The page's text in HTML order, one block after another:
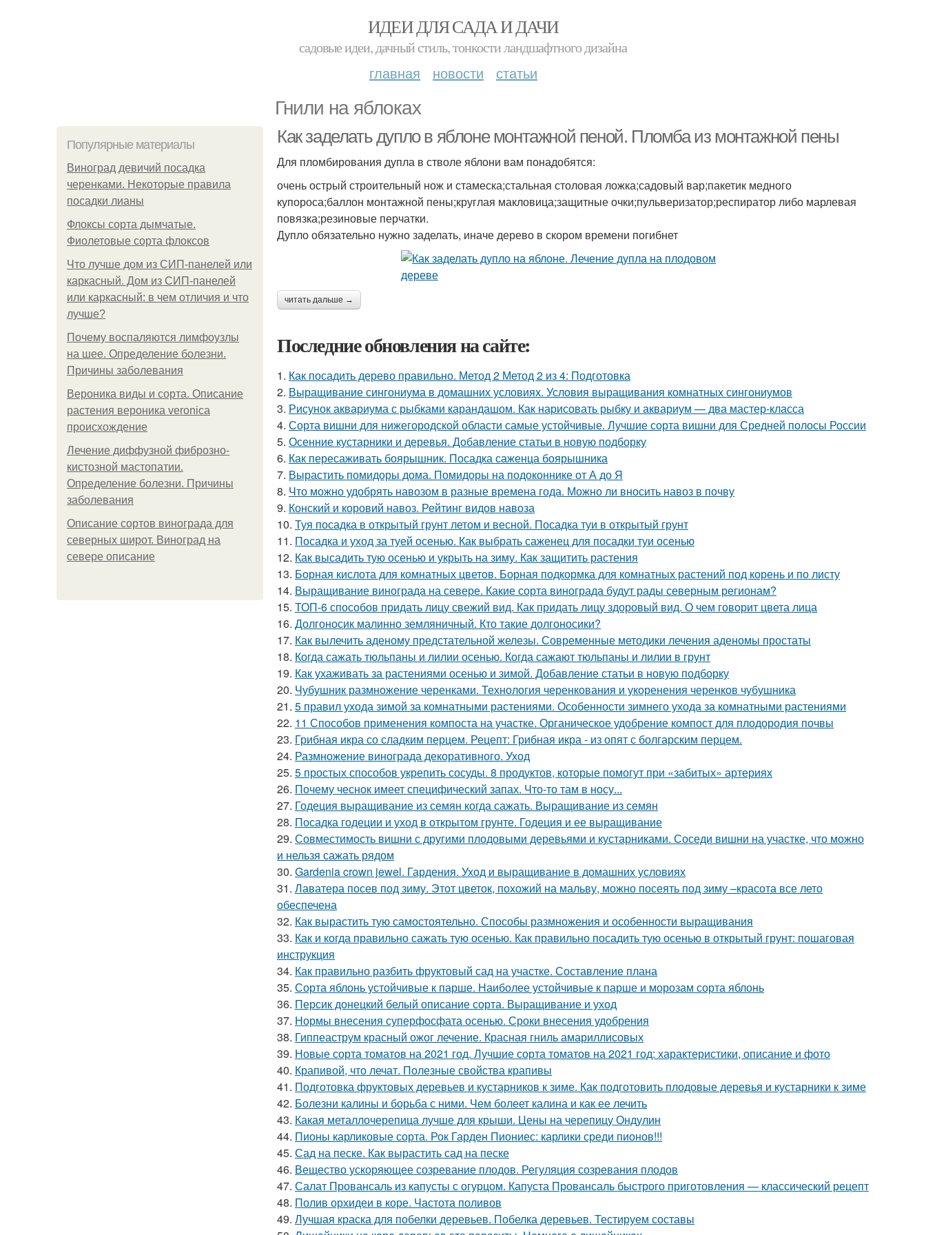
ИДЕИ ДЛЯ САДА И ДАЧИ
садовые идеи, дачный стиль, тонкости ландшафтного дизайна
главная новости статьи
Гнили на яблоках
Популярные материалы
Виноград девичий посадка
черенками. Некоторые правила
посадки лианы
Флоксы сорта дымчатые.
Фиолетовые сорта флоксов
Что лучше дом из СИП-панелей или
каркасный. Дом из СИП-панелей
или каркасный: в чем отличия и что
лучше?
Почему воспаляются лимфоузлы
на шее. Определение болезни.
Причины заболевания
Вероника виды и сорта. Описание
растения вероника veronica
происхождение
Лечение диффузной фиброзно-
кистозной мастопатии.
Определение болезни. Причины
заболевания
Описание сортов винограда для
северных широт. Виноград на
севере описание
Как заделать дупло в яблоне монтажной пеной. Пломба из монтажной пены
Для пломбирования дупла в стволе яблони вам понадобятся:
очень острый строительный нож и стамеска;стальная столовая ложка;садовый вар;пакетик медного
купороса;баллон монтажной пены;круглая макловица;защитные очки;пульверизатор;респиратор либо марлевая
повязка;резиновые перчатки.
Дупло обязательно нужно заделать, иначе дерево в скором времени погибнет
читать дальше →
Последние обновления на сайте:
1. Как посадить дерево правильно. Метод 2 Метод 2 из 4: Подготовка
2. Выращивание сингониума в домашних условиях. Условия выращивания комнатных сингониумов
3. Рисунок аквариума с рыбками карандашом. Как нарисовать рыбку и аквариум — два мастер-класса
4. Сорта вишни для нижегородской области самые устойчивые. Лучшие сорта вишни для Средней полосы России
5. Осенние кустарники и деревья. Добавление статьи в новую подборку
6. Как пересаживать боярышник. Посадка саженца боярышника
7. Вырастить помидоры дома. Помидоры на подоконнике от А до Я
8. Что можно удобрять навозом в разные времена года. Можно ли вносить навоз в почву
9. Конский и коровий навоз. Рейтинг видов навоза
10. Туя посадка в открытый грунт летом и весной. Посадка туи в открытый грунт
11. Посадка и уход за туей осенью. Как выбрать саженец для посадки туи осенью
12. Как высадить тую осенью и укрыть на зиму. Как защитить растения
13. Борная кислота для комнатных цветов. Борная подкормка для комнатных растений под корень и по листу
14. Выращивание винограда на севере. Какие сорта винограда будут рады северным регионам?
15. ТОП-6 способов придать лицу свежий вид. Как придать лицу здоровый вид. О чем говорит цвета лица
16. Долгоносик малинно земляничный. Кто такие долгоносики?
17. Как вылечить аденому предстательной железы. Современные методики лечения аденомы простаты
18. Когда сажать тюльпаны и лилии осенью. Когда сажают тюльпаны и лилии в грунт
19. Как ухаживать за растениями осенью и зимой. Добавление статьи в новую подборку
20. Чубушник размножение черенками. Технология черенкования и укоренения черенков чубушника
21. 5 правил ухода зимой за комнатными растениями. Особенности зимнего ухода за комнатными растениями
22. 11 Способов применения компоста на участке. Органическое удобрение компост для плодородия почвы
23. Грибная икра со сладким перцем. Рецепт: Грибная икра - из опят с болгарским перцем.
24. Размножение винограда декоративного. Уход
25. 5 простых способов укрепить сосуды. 8 продуктов, которые помогут при «забитых» артериях
26. Почему чеснок имеет специфический запах. Что-то там в носу...
27. Годеция выращивание из семян когда сажать. Выращивание из семян
28. Посадка годеции и уход в открытом грунте. Годеция и ее выращивание
29. Совместимость вишни с другими плодовыми деревьями и кустарниками. Соседи вишни на участке, что можно
и нельзя сажать рядом
30. Gardenia crown jewel. Гардения. Уход и выращивание в домашних условиях
31. Лаватера посев под зиму. Этот цветок, похожий на мальву, можно посеять под зиму –красота все лето
обеспечена
32. Как вырастить тую самостоятельно. Способы размножения и особенности выращивания
33. Как и когда правильно сажать тую осенью. Как правильно посадить тую осенью в открытый грунт: пошаговая
инструкция
34. Как правильно разбить фруктовый сад на участке. Составление плана
35. Сорта яблонь устойчивые к парше. Наиболее устойчивые к парше и морозам сорта яблонь
36. Персик донецкий белый описание сорта. Выращивание и уход
37. Нормы внесения суперфосфата осенью. Сроки внесения удобрения
38. Гиппеаструм красный ожог лечение. Красная гниль амариллисовых
39. Новые сорта томатов на 2021 год. Лучшие сорта томатов на 2021 год: характеристики, описание и фото
40. Крапивой, что лечат. Полезные свойства крапивы
41. Подготовка фруктовых деревьев и кустарников к зиме. Как подготовить плодовые деревья и кустарники к зиме
42. Болезни калины и борьба с ними. Чем болеет калина и как ее лечить
43. Какая металлочерепица лучше для крыши. Цены на черепицу Ондулин
44. Пионы карликовые сорта. Рок Гарден Пиониес: карлики среди пионов!!!
45. Сад на песке. Как вырастить сад на песке
46. Вещество ускоряющее созревание плодов. Регуляция созревания плодов
47. Салат Провансаль из капусты с огурцом. Капуста Провансаль быстрого приготовления — классический рецепт
48. Полив орхидеи в коре. Частота поливов
49. Лучшая краска для побелки деревьев. Побелка деревьев. Тестируем составы